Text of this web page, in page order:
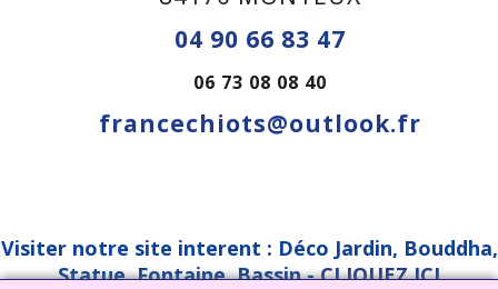
04 90 66 83 47
06 73 08 08 40
francechiots@outlook.fr
Visiter notre site interent : Déco Jardin, Bouddha,
Statue, Fontaine, Bassin -CLIQUEZ ICI